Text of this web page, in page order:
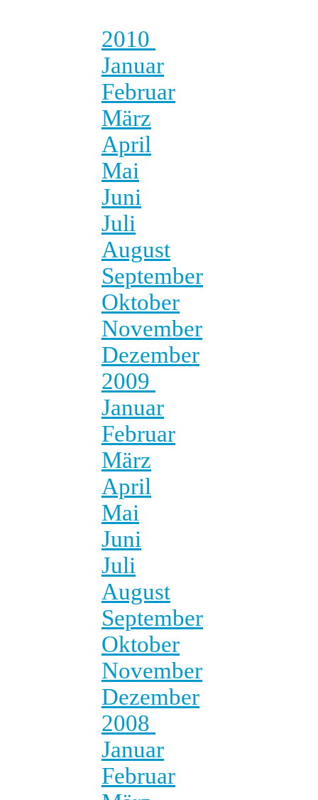
2010
Januar
Februar
März
April
Mai
Juni
Juli
August
September
Oktober
November
Dezember
2009
Januar
Februar
März
April
Mai
Juni
Juli
August
September
Oktober
November
Dezember
2008
Januar
Februar